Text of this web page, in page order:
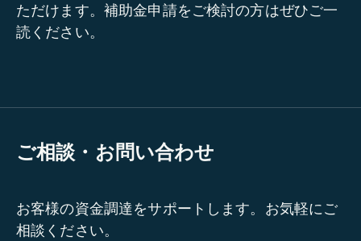
ただけます。補助金申請をご検討の方はぜひご一
読ください。
ご相談・お問い合わせ
お客様の資金調達をサポートします。お気軽にご
相談ください。